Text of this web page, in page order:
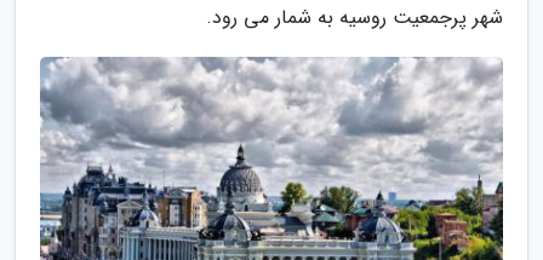
شهر پرجمعیت روسیه به شمار می رود.